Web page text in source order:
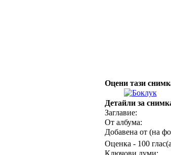
Оцени тази
Детайли за
Заглавие:
От албума:
Добавена от (на
Оценка - 100
Ключови думи: